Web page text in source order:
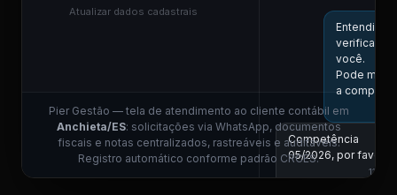
Atualizar dados cadastrais
Entendi!
verificar
você.
Pode me
a
Competência
05/2026, por favor.
11:01
Pier Gestão — tela de atendimento ao cliente contábil em
Anchieta/ES: solicitações via WhatsApp, documentos
fiscais e notas centralizados, rastreáveis e auditáveis.
Registro automático conforme padrão CRCES.